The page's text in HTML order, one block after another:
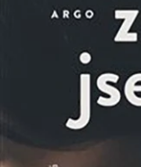
4. 3. 2023•3
Sama a
Hana Ulmanová